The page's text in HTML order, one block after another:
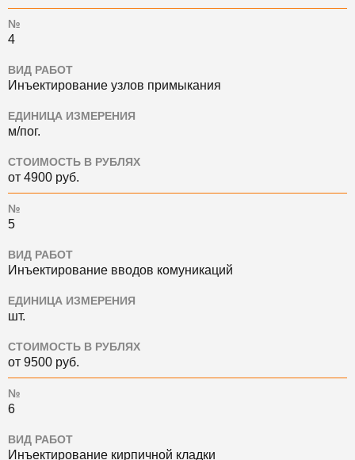
№
4
ВИД РАБОТ
Инъектирование узлов примыкания
ЕДИНИЦА ИЗМЕРЕНИЯ
м/пог.
СТОИМОСТЬ В РУБЛЯХ
от 4900 руб.
№
5
ВИД РАБОТ
Инъектирование вводов комуникаций
ЕДИНИЦА ИЗМЕРЕНИЯ
шт.
СТОИМОСТЬ В РУБЛЯХ
от 9500 руб.
№
6
ВИД РАБОТ
Инъектирование кирпичной кладки